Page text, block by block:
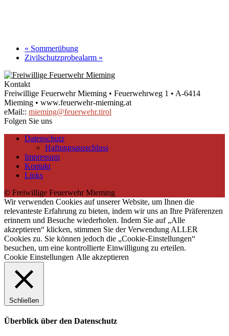
« Sommerübung
Zivilschutzprobealarm »
Kontakt
Freiwillige Feuerwehr Mieming • Feuerwehrweg 1 • A-6414
Mieming • www.feuerwehr-mieming.at
eMail:: mieming@feuerwehr.tirol
Folgen Sie uns
Datenschutz
Haftungsausschluss
Impressum
Kontakt
Links
© Freiwillige Feuerwehr Mieming
Wir verwenden Cookies auf unserer Website, um Ihnen die
relevanteste Erfahrung zu bieten, indem wir uns an Ihre Präferenzen
erinnern und Besuche wiederholen. Indem Sie auf „Alle
akzeptieren“ klicken, stimmen Sie der Verwendung ALLER
Cookies zu. Sie können jedoch die „Cookie-Einstellungen“
besuchen, um eine kontrollierte Einwilligung zu erteilen.
Cookie Einstellungen Alle akzeptieren
Schließen
Überblick über den Datenschutz